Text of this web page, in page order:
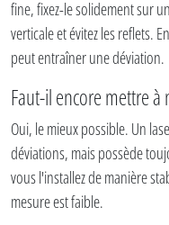
fine, fixez-le solidement sur
verticale et évitez les reflets.
peut entraîner une déviation.
Faut-il encore mettre à
Oui, le mieux possible. Un
déviations, mais possède
vous l'installez de manière
mesure est faible.